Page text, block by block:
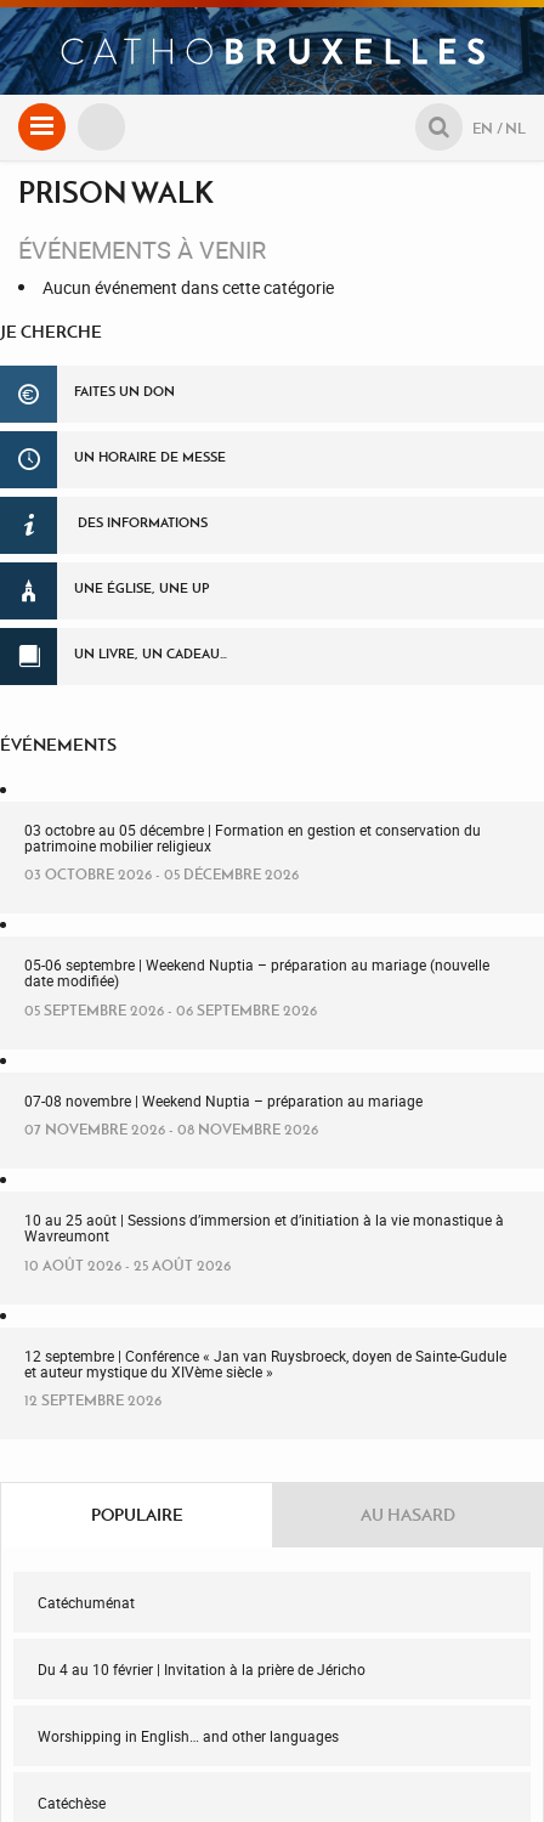
Aller
au
NL
EN
PRISON WALK
ÉVÉNEMENTS À VENIR
Aucun événement dans cette catégorie
JE CHERCHE
FAITES UN DON
UN HORAIRE DE MESSE
DES INFORMATIONS
UNE ÉGLISE, UNE UP
UN LIVRE, UN CADEAU…
ÉVÉNEMENTS
03 octobre au 05 décembre | Formation en gestion et conservation du
patrimoine mobilier religieux
03 OCTOBRE 2026 - 05 DÉCEMBRE 2026
05-06 septembre | Weekend Nuptia – préparation au mariage (nouvelle
date modifiée)
05 SEPTEMBRE 2026 - 06 SEPTEMBRE 2026
07-08 novembre | Weekend Nuptia – préparation au mariage
07 NOVEMBRE 2026 - 08 NOVEMBRE 2026
10 au 25 août | Sessions d’immersion et d’initiation à la vie monastique à
Wavreumont
10 AOÛT 2026 - 25 AOÛT 2026
12 septembre | Conférence « Jan van Ruysbroeck, doyen de Sainte-Gudule
et auteur mystique du XIVème siècle »
12 SEPTEMBRE 2026
POPULAIRE AU HASARD
Catéchuménat
Du 4 au 10 février | Invitation à la prière de Jéricho
Worshipping in English… and other languages
Catéchèse